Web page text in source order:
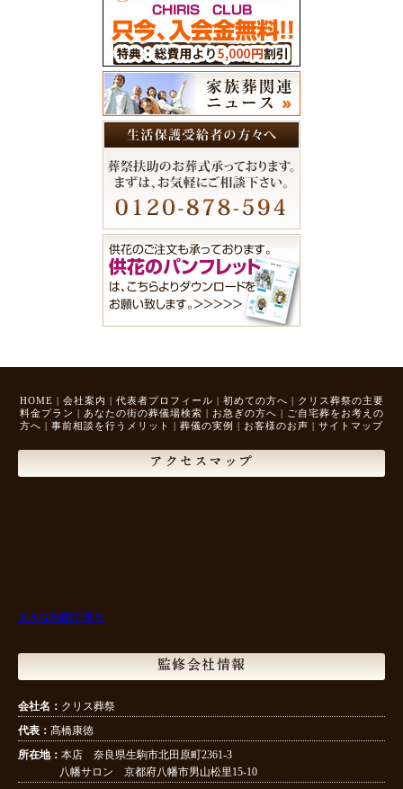
HOME | 会社案内 | 代表者プロフィール | 初めての方へ | クリス葬祭の主要
料金プラン | あなたの街の葬儀場検索 | お急ぎの方へ | ご自宅葬をお考えの
方へ | 事前相談を行うメリット | 葬儀の実例 | お客様のお声 | サイトマップ
アクセスマップ
大きな地図で見る
監修会社情報
会社名： クリス葬祭
代表： 髙橋康徳
所在地： 本店 奈良県生駒市北田原町2361-3
八幡サロン 京都府八幡市男山松里15-10